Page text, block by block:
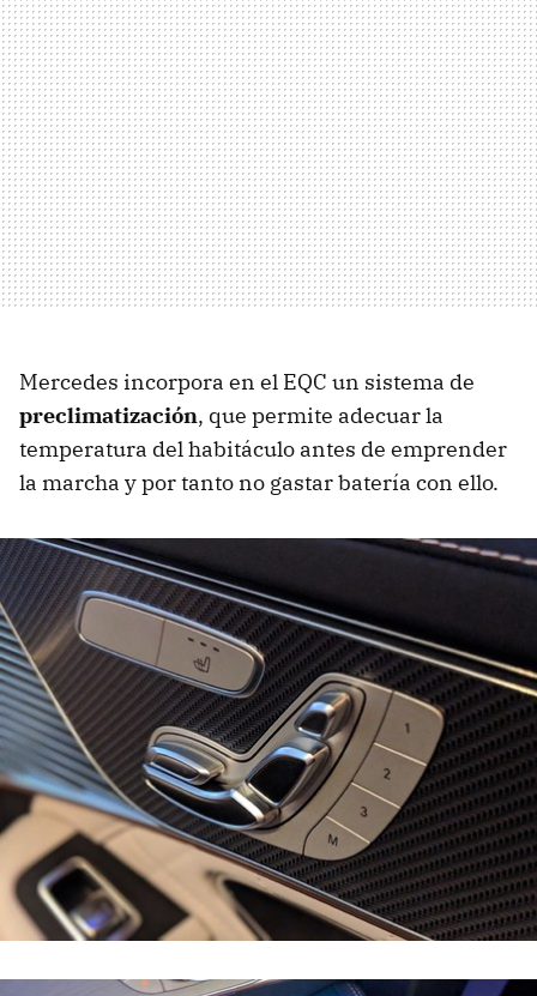
Mercedes incorpora en el EQC un sistema de
preclimatización, que permite adecuar la
temperatura del habitáculo antes de emprender
la marcha y por tanto no gastar batería con ello.